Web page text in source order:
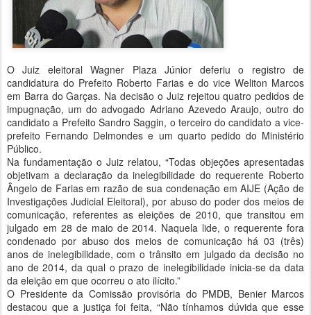
O Juiz eleitoral Wagner Plaza Júnior deferiu o registro de
candidatura do Prefeito Roberto Farias e do vice Weliton Marcos
em Barra do Garças. Na decisão o Juiz rejeitou quatro pedidos de
impugnação, um do advogado Adriano Azevedo Araujo, outro do
candidato a Prefeito Sandro Saggin, o terceiro do candidato a vice-
prefeito Fernando Delmondes e um quarto pedido do Ministério
Público.
Na fundamentação o Juiz relatou, “Todas objeções apresentadas
objetivam a declaração da inelegibilidade do requerente Roberto
Ângelo de Farias em razão de sua condenação em AIJE (Ação de
Investigações Judicial Eleitoral), por abuso do poder dos meios de
comunicação, referentes as eleições de 2010, que transitou em
julgado em 28 de maio de 2014. Naquela lide, o requerente fora
condenado por abuso dos meios de comunicação há 03 (três)
anos de inelegibilidade, com o trânsito em julgado da decisão no
ano de 2014, da qual o prazo de inelegibilidade inicia-se da data
da eleição em que ocorreu o ato ilícito.”
O Presidente da Comissão provisória do PMDB, Benier Marcos
destacou que a justiça foi feita, “Não tínhamos dúvida que esse